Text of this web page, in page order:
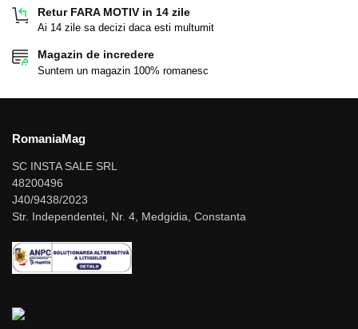
Retur FARA MOTIV in 14 zile
Ai 14 zile sa decizi daca esti multumit
Magazin de incredere
Suntem un magazin 100% romanesc
RomaniaMag
SC INSTA SALE SRL
48200496
J40/9438/2023
Str. Independentei, Nr. 4, Medgidia, Constanta